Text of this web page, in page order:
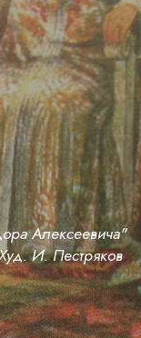
Алексеевича"
И. Пестряков